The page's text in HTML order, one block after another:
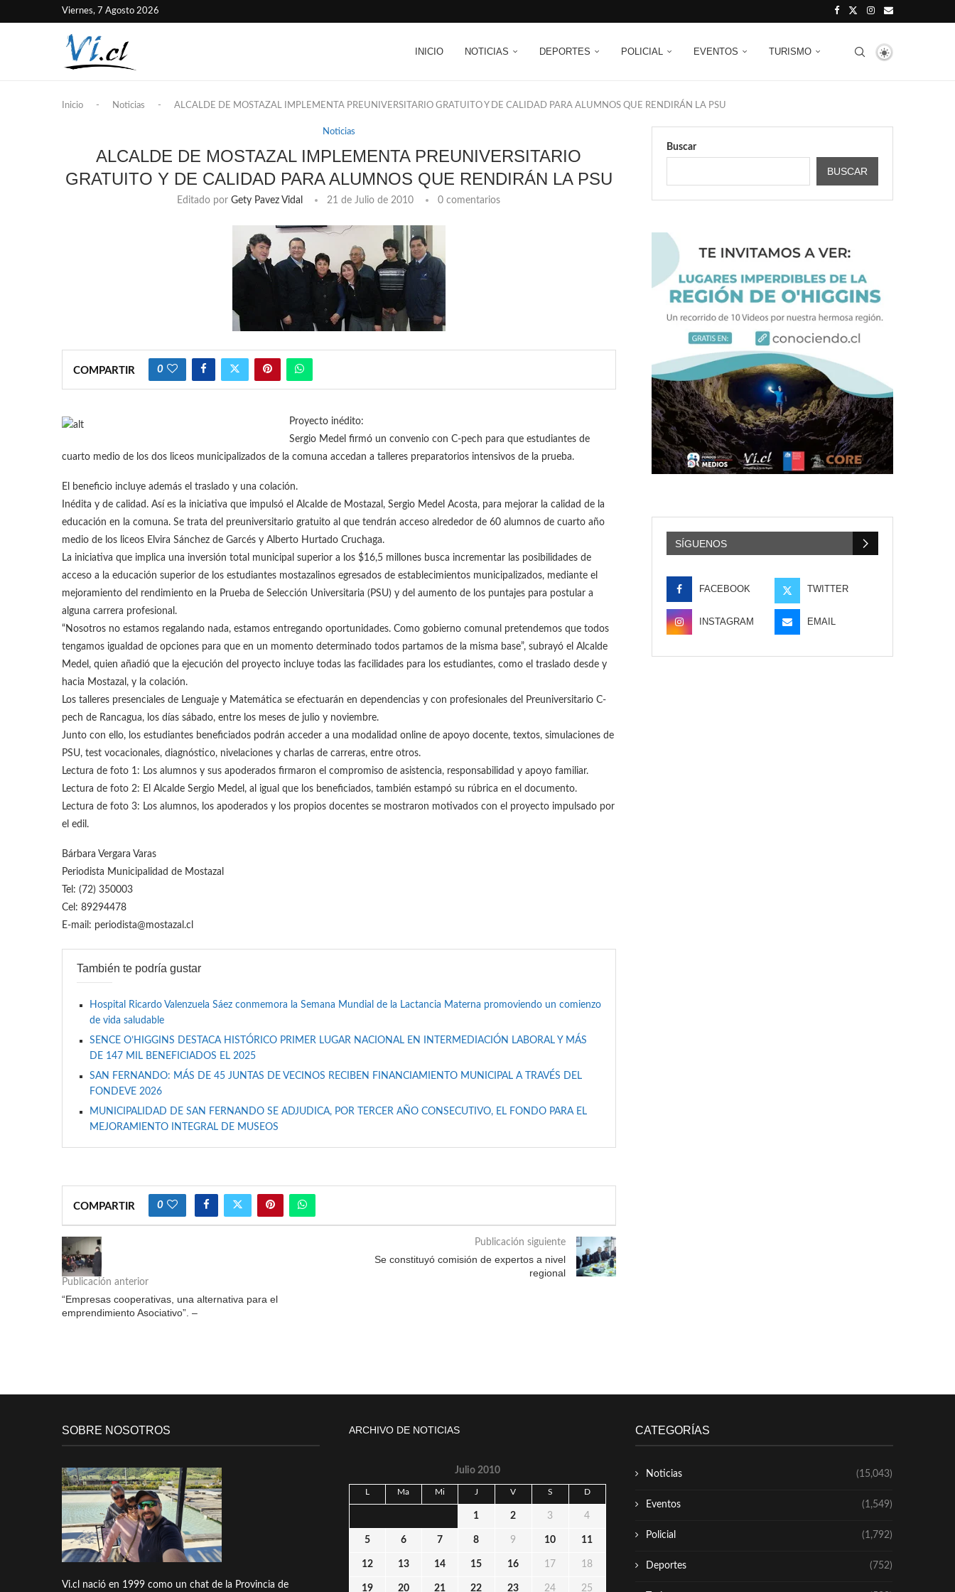
Viernes, 7 Agosto 2026
INICIO NOTICIAS DEPORTES POLICIAL EVENTOS TURISMO
Inicio - Noticias - ALCALDE DE MOSTAZAL IMPLEMENTA PREUNIVERSITARIO GRATUITO Y DE CALIDAD PARA ALUMNOS QUE RENDIRÁN LA PSU
Noticias
ALCALDE DE MOSTAZAL IMPLEMENTA PREUNIVERSITARIO
GRATUITO Y DE CALIDAD PARA ALUMNOS QUE RENDIRÁN LA PSU
Editado porGety Pavez Vidal 21 de Julio de 2010 0 comentarios
COMPARTIR 0
Proyecto inédito:
Sergio Medel firmó un convenio con C-pech para que estudiantes de
cuarto medio de los dos liceos municipalizados de la comuna accedan a talleres preparatorios intensivos de la prueba.
El beneficio incluye además el traslado y una colación.
Inédita y de calidad. Así es la iniciativa que impulsó el Alcalde de Mostazal, Sergio Medel Acosta, para mejorar la calidad de la
educación en la comuna. Se trata del preuniversitario gratuito al que tendrán acceso alrededor de 60 alumnos de cuarto año
medio de los liceos Elvira Sánchez de Garcés y Alberto Hurtado Cruchaga.
La iniciativa que implica una inversión total municipal superior a los $16,5 millones busca incrementar las posibilidades de
acceso a la educación superior de los estudiantes mostazalinos egresados de establecimientos municipalizados, mediante el
mejoramiento del rendimiento en la Prueba de Selección Universitaria (PSU) y del aumento de los puntajes para postular a
alguna carrera profesional.
“Nosotros no estamos regalando nada, estamos entregando oportunidades. Como gobierno comunal pretendemos que todos
tengamos igualdad de opciones para que en un momento determinado todos partamos de la misma base”, subrayó el Alcalde
Medel, quien añadió que la ejecución del proyecto incluye todas las facilidades para los estudiantes, como el traslado desde y
hacia Mostazal, y la colación.
Los talleres presenciales de Lenguaje y Matemática se efectuarán en dependencias y con profesionales del Preuniversitario C-
pech de Rancagua, los días sábado, entre los meses de julio y noviembre.
Junto con ello, los estudiantes beneficiados podrán acceder a una modalidad online de apoyo docente, textos, simulaciones de
PSU, test vocacionales, diagnóstico, nivelaciones y charlas de carreras, entre otros.
Lectura de foto 1: Los alumnos y sus apoderados firmaron el compromiso de asistencia, responsabilidad y apoyo familiar.
Lectura de foto 2: El Alcalde Sergio Medel, al igual que los beneficiados, también estampó su rúbrica en el documento.
Lectura de foto 3: Los alumnos, los apoderados y los propios docentes se mostraron motivados con el proyecto impulsado por
el edil.
Bárbara Vergara Varas
Periodista Municipalidad de Mostazal
Tel: (72) 350003
Cel: 89294478
E-mail: periodista@mostazal.cl
También te podría gustar
Hospital Ricardo Valenzuela Sáez conmemora la Semana Mundial de la Lactancia Materna promoviendo un comienzo
de vida saludable
SENCE O’HIGGINS DESTACA HISTÓRICO PRIMER LUGAR NACIONAL EN INTERMEDIACIÓN LABORAL Y MÁS
DE 147 MIL BENEFICIADOS EL 2025
SAN FERNANDO: MÁS DE 45 JUNTAS DE VECINOS RECIBEN FINANCIAMIENTO MUNICIPAL A TRAVÉS DEL
FONDEVE 2026
MUNICIPALIDAD DE SAN FERNANDO SE ADJUDICA, POR TERCER AÑO CONSECUTIVO, EL FONDO PARA EL
MEJORAMIENTO INTEGRAL DE MUSEOS
COMPARTIR 0
Publicación anterior
“Empresas cooperativas, una alternativa para el
emprendimiento Asociativo”. –
Publicación siguiente
Se constituyó comisión de expertos a nivel
regional
Buscar
BUSCAR
SÍGUENOS
FACEBOOK TWITTER
INSTAGRAM EMAIL
SOBRE NOSOTROS
Vi.cl nació en 1999 como un chat de la Provincia de
ARCHIVO DE NOTICIAS
Julio 2010
L Ma Mi J V S D
1 2 3 4
5 6 7 8 9 10 11
12 13 14 15 16 17 18
19 20 21 22 23 24 25
CATEGORÍAS
Noticias (15,043)
Eventos (1,549)
Policial (1,792)
Deportes (752)